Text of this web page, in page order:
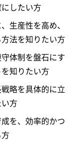
したい方
生産性を高め、
法を知りたい方
体制を盤石にす
知りたい方
略を具体的に立
方
を、効率的かつ